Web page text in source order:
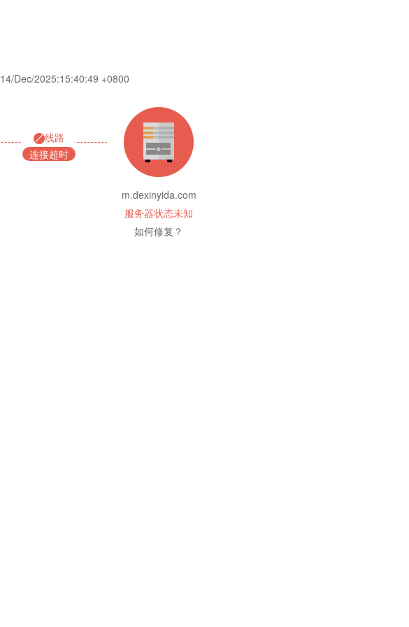
14/Dec/2025:15:40:49 +0800
线路
连接超时
m.dexinyida.com
服务器状态未知
如何修复？